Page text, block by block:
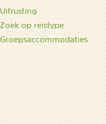
Uitrusting
Zoek op reistype
Groepsaccommodaties